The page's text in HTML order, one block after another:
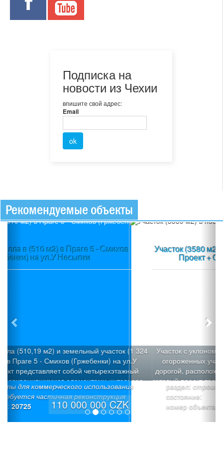
Подписка на
новости из Чехии
впишите свой адрес:
Email
Рекомендуемые объекты
Участок (3580 м2) в пос.Вшеноры (Прага-запад) +
Проект + Строительное разрешение
раздел:строительные участки
состояние:
номер объекта:20709
Участок с уклоном (3580 м2), который можно разделить
огороженных участка под застройку с общей
дорогой, расположен в пос.Вшеноры (Прага-запад).
готовый проект трех современных вилл «Панорама
с Разрешением на строительство 3 семейных домов:
«Х» (6/7+1): Площадь участка - 1026 м², полезная
242,1 м², площадь застройки: -187,3 м² (коэффициент
застройки 18,2%). Просторный дом со встроенным
19 900 000 CZK
Previous